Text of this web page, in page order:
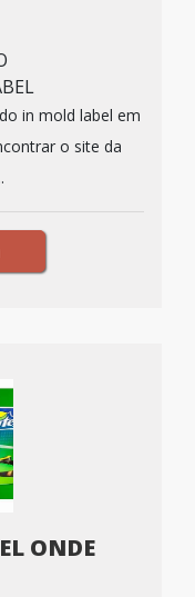
in mold label em
o site da
ONDE